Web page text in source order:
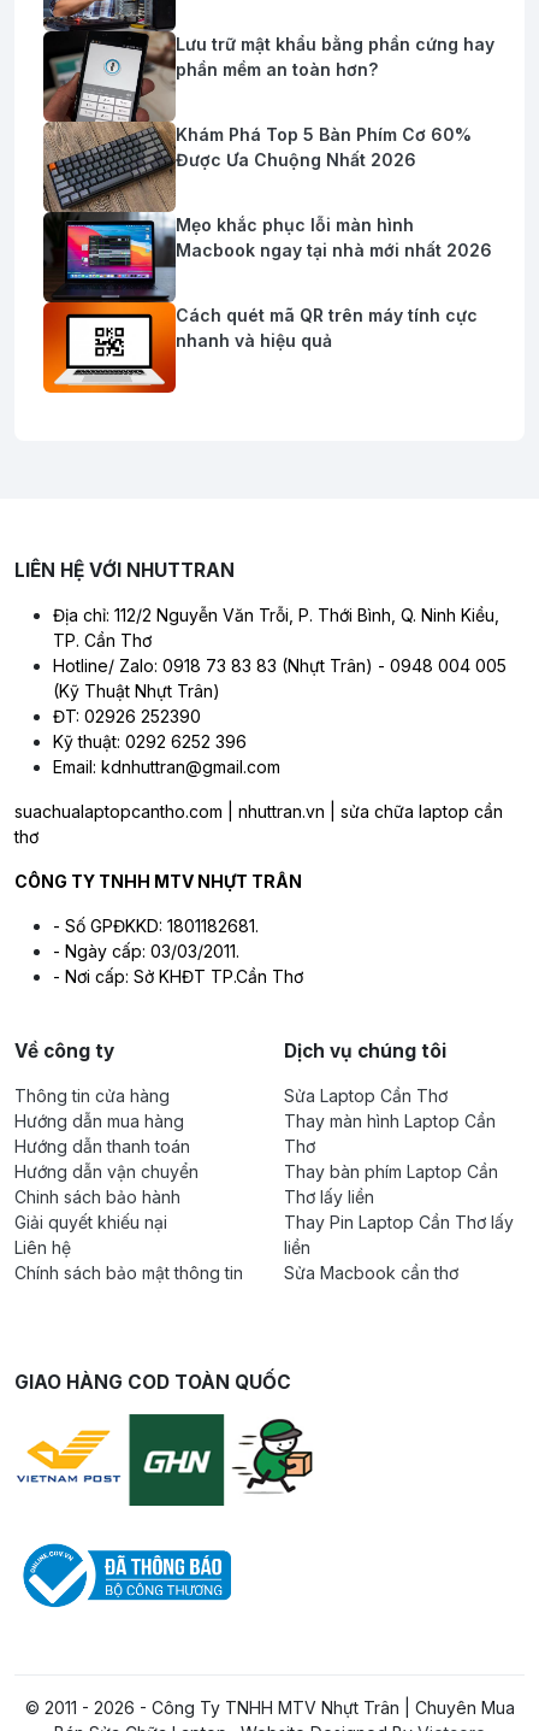
Lưu trữ mật khẩu bằng phần cứng hay
phần mềm an toàn hơn?
Khám Phá Top 5 Bàn Phím Cơ 60%
Được Ưa Chuộng Nhất 2026
Mẹo khắc phục lỗi màn hình
Macbook ngay tại nhà mới nhất 2026
Cách quét mã QR trên máy tính cực
nhanh và hiệu quả
LIÊN HỆ VỚI NHUTTRAN
Địa chỉ: 112/2 Nguyễn Văn Trỗi, P. Thới Bình, Q. Ninh Kiều,
TP. Cần Thơ
Hotline/ Zalo: 0918 73 83 83 (Nhựt Trân) - 0948 004 005
(Kỹ Thuật Nhựt Trân)
ĐT: 02926 252390
Kỹ thuật: 0292 6252 396
Email: kdnhuttran@gmail.com
suachualaptopcantho.com | nhuttran.vn | sửa chữa laptop cần
thơ
CÔNG TY TNHH MTV NHỰT TRÂN
- Số GPĐKKD: 1801182681.
- Ngày cấp: 03/03/2011.
- Nơi cấp: Sở KHĐT TP.Cần Thơ
Về công ty
Thông tin cửa hàng
Hướng dẫn mua hàng
Hướng dẫn thanh toán
Hướng dẫn vận chuyển
Chinh sách bảo hành
Giải quyết khiếu nại
Liên hệ
Chính sách bảo mật thông tin
Dịch vụ chúng tôi
Sửa Laptop Cần Thơ
Thay màn hình Laptop Cần
Thơ
Thay bàn phím Laptop Cần
Thơ lấy liền
Thay Pin Laptop Cần Thơ lấy
liền
Sửa Macbook cần thơ
GIAO HÀNG COD TOÀN QUỐC
© 2011 - 2026 - Công Ty TNHH MTV Nhựt Trân | Chuyên Mua
0